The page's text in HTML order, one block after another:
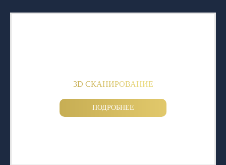
3D СКАНИРОВАНИЕ
ПОДРОБНЕЕ